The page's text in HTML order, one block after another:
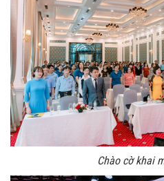
Chào cờ khai